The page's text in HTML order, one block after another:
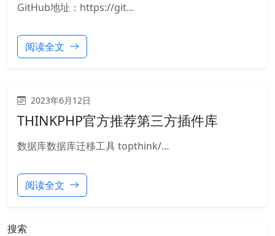
GitHub地址：https://git…
阅读全文
2023年6月12日
THINKPHP官方推荐第三方插件库
数据库数据库迁移工具 topthink/…
阅读全文
搜索